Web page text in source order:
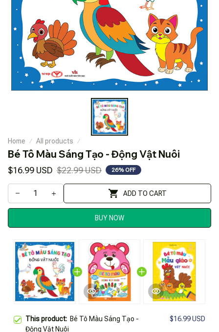
Home All products
Bé Tô Màu Sáng Tạo - Động Vật Nuôi
$16.99 USD $22.99 USD 26% OFF
ADD TO CART
BUY NOW
This product: Bé Tô Màu Sáng Tạo -
Động Vật Nuôi
$16.99 USD